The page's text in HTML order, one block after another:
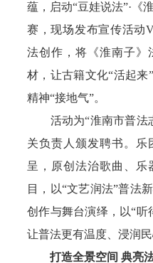
蕴，启动“豆娃说法”·《
赛，现场发布宣传活动
法创作，将《淮南子》
材，让古籍文化“活起来
精神“接地气”。
活动为“淮南市普法
关负责人颁发聘书。乐
呈，原创法治歌曲、乐
目，以“文艺润法”普法
创作与舞台演绎，以“听
让普法更有温度、浸润民
打造全景空间 典亮